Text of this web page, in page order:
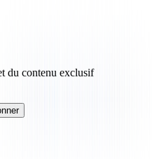
du contenu exclusif